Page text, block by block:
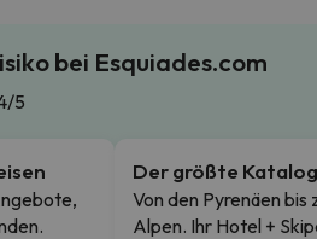
bei Esquiades.com
5
Der größte Katalog
Von den Pyrenäen bis
Alpen. Ihr Hotel +